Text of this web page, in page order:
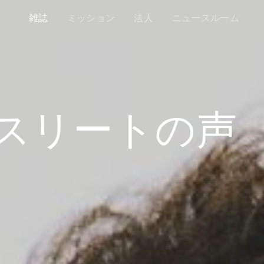
雑誌 ミッション 法人 ニュースルーム
リートの声